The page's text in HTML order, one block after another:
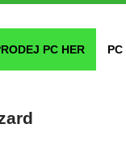
PC HER PC